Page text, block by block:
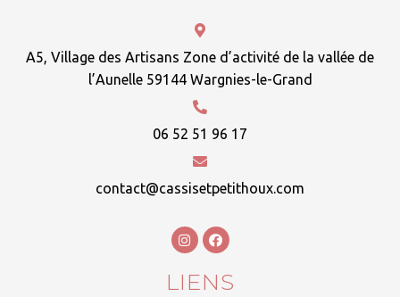
A5, Village des Artisans Zone d’activité de la vallée de
l’Aunelle 59144 Wargnies-le-Grand
06 52 51 96 17
contact@cassisetpetithoux.com
LIENS